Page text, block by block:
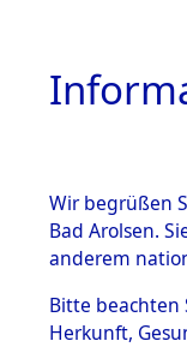
BESTÄNDE
Wir begrüßen
Bad Arolsen.
anderem
Bitte beachten
Herkunft,